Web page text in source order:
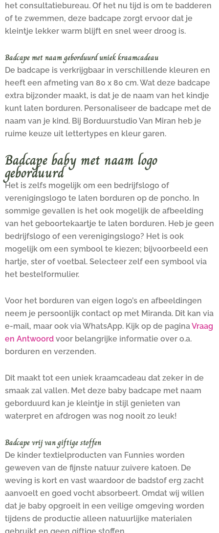
het consultatiebureau. Of het nu tijd is om te badderen
of te zwemmen, deze badcape zorgt ervoor dat je
kleintje lekker warm blijft en snel weer droog is.
Badcape met naam geborduurd uniek kraamcadeau
De badcape is verkrijgbaar in verschillende kleuren en
heeft een afmeting van 80 x 80 cm. Wat deze badcape
extra bijzonder maakt, is dat je de naam van het kindje
kunt laten borduren. Personaliseer de badcape met de
naam van je kind. Bij Borduurstudio Van Miran heb je
ruime keuze uit lettertypes en kleur garen.
Badcape baby met naam logo
geborduurd
Het is zelfs mogelijk om een bedrijfslogo of
verenigingslogo te laten borduren op de poncho. In
sommige gevallen is het ook mogelijk de afbeelding
van het geboortekaartje te laten borduren. Heb je geen
bedrijfslogo of een verenigingslogo? Het is ook
mogelijk om een symbool te kiezen; bijvoorbeeld een
hartje, ster of voetbal. Selecteer zelf een symbool via
het bestelformulier.
Voor het borduren van eigen logo’s en afbeeldingen
neem je persoonlijk contact op met Miranda. Dit kan via
e-mail, maar ook via WhatsApp. Kijk op de paginaVraag
en Antwoord voor belangrijke informatie over o.a.
borduren en verzenden.
Dit maakt tot een uniek kraamcadeau dat zeker in de
smaak zal vallen. Met deze baby badcape met naam
geborduurd kan je kleintje in stijl genieten van
waterpret en afdrogen was nog nooit zo leuk!
Badcape vrij van giftige stoffen
De kinder textielproducten van Funnies worden
geweven van de fijnste natuur zuivere katoen. De
weving is kort en vast waardoor de badstof erg zacht
aanvoelt en goed vocht absorbeert. Omdat wij willen
dat je baby opgroeit in een veilige omgeving worden
tijdens de productie alleen natuurlijke materialen
gebruikt en geen giftige stoffen.